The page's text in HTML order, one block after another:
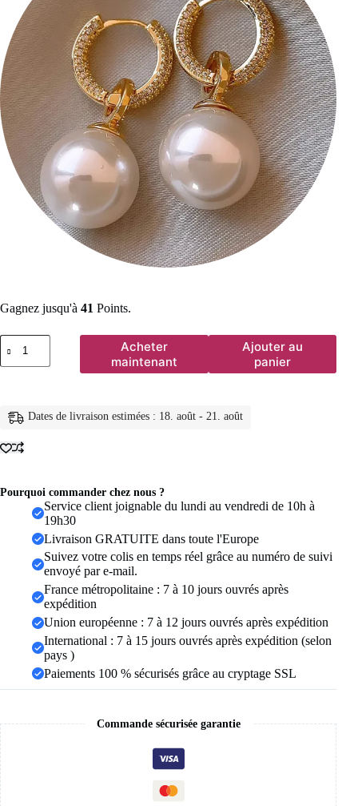
Gagnez jusqu'à 41 Points.
quantité
de
Boucle
plaqué
pour
filles,
tempérament
circulaire,
Banquet
Acheter
maintenant
Ajouter au
panier
Dates de livraison estimées : 18. août - 21. août
Pourquoi commander chez nous ?
Service client joignable du lundi au vendredi de 10h à
19h30
Livraison GRATUITE dans toute l'Europe
Suivez votre colis en temps réel grâce au numéro de suivi
envoyé par e-mail.
France métropolitaine : 7 à 10 jours ouvrés après
expédition
Union européenne : 7 à 12 jours ouvrés après expédition
International : 7 à 15 jours ouvrés après expédition (selon
pays )
Paiements 100 % sécurisés grâce au cryptage SSL
Commande sécurisée garantie